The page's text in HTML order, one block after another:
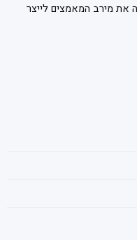
את מירב המאמצים לייצר